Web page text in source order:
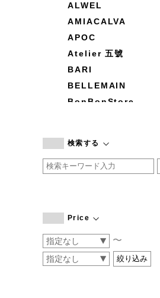
ALWEL
AMIACALVA
APOC
Atelier 五號
BARI
BELLEMAIN
BonBonStore
by basics
CATWORTH
COGTHEBIGSMOKE
CONVERSE
DEAN & DELUCA
検索する
Price
〜